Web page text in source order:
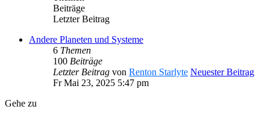
Beiträge
Letzter Beitrag
Andere Planeten und Systeme
6 Themen
100 Beiträge
Letzter Beitrag von Renton Starlyte Neuester Beitrag
Fr Mai 23, 2025 5:47 pm
Gehe zu